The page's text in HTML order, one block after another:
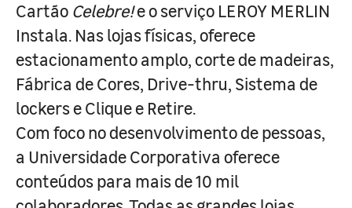
Cartão Celebre!e o serviço LEROY MERLIN
Instala. Nas lojas físicas, oferece
estacionamento amplo, corte de madeiras,
Fábrica de Cores, Drive-thru, Sistema de
lockers e Clique e Retire.
Com foco no desenvolvimento de pessoas,
a Universidade Corporativa oferece
conteúdos para mais de 10 mil